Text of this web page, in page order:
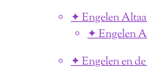
✦ Engelen
✦ Engelen
✦ Engelen en